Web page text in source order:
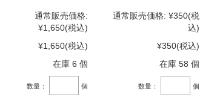
通常販売価格:
¥1,650(税込)
¥1,650(税込)
在庫 6 個
数量： 個
通常販売価格: ¥350(税
込)
¥350(税込)
在庫 58 個
数量： 個